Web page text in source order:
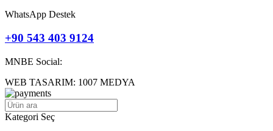
WhatsApp Destek
+90 543 403 9124
MNBE Social:
WEB TASARIM: 1007 MEDYA
Kategori Seç